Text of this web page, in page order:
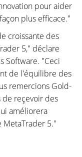
pour aider
plus efficace."
croissante des
5," déclare
Software. "Ceci
de l'équilibre des
remercions Gold-
reçevoir des
améliorera
5."